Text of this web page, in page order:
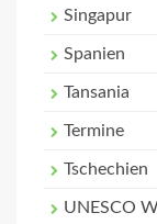
Singapur
Spanien
Tansania
Termine
Tschechien
UNESCO